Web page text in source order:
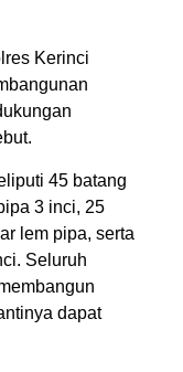
Kerinci
45 batang
3 inci, 25
lem pipa, serta
Seluruh
dapat